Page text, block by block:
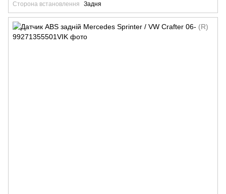
Сторона встановлення
Задня